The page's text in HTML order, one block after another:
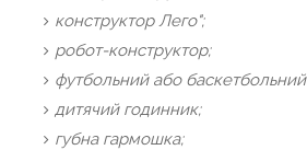
конструктор Лего";
робот-конструктор;
футбольний або
дитячий годинник;
губна гармошка;